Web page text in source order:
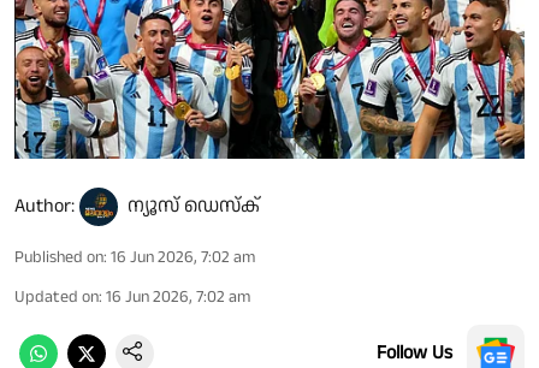
Author: ന്യൂസ് ഡെസ്ക്
Published on: 16 Jun 2026, 7:02 am
Updated on: 16 Jun 2026, 7:02 am
Follow Us